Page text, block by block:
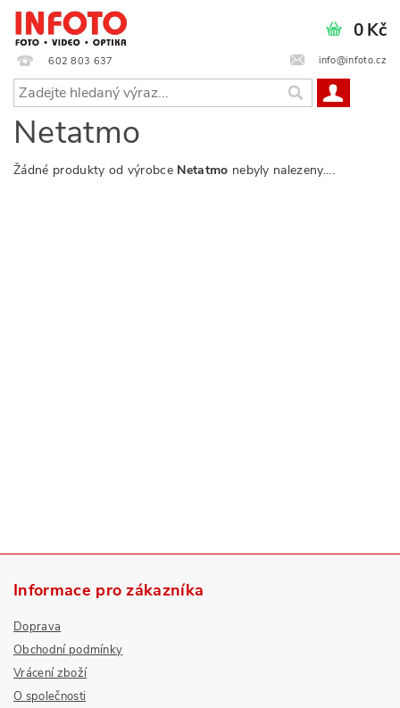
602 803 637 info@infoto.cz
0 Kč
Netatmo
Žádné produkty od výrobce Netatmo nebyly nalezeny....
Informace pro zákazníka
Doprava
Obchodní podmínky
Vrácení zboží
O společnosti